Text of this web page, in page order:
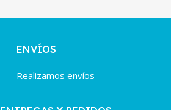
ENVÍOS
Realizamos envíos